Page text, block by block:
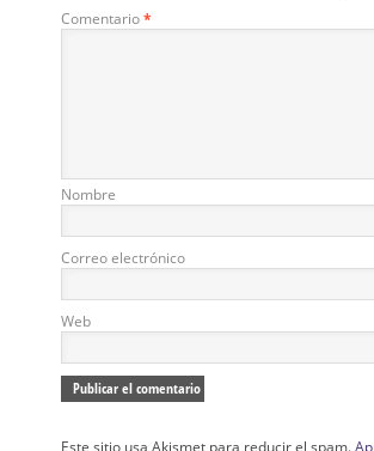
Comentario*
Nombre
Correo electrónico
Web
Este sitio usa Akismet para reducir el spam.